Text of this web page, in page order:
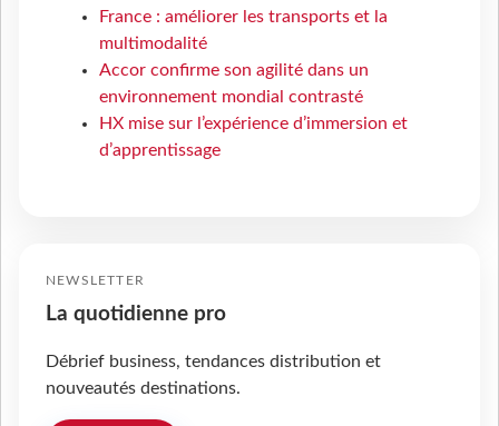
France : améliorer les transports et la
multimodalité
Accor confirme son agilité dans un
environnement mondial contrasté
HX mise sur l’expérience d’immersion et
d’apprentissage
NEWSLETTER
La quotidienne pro
Débrief business, tendances distribution et
nouveautés destinations.